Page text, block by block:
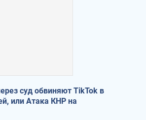
суд обвиняют TikTok в
или Атака КНР на